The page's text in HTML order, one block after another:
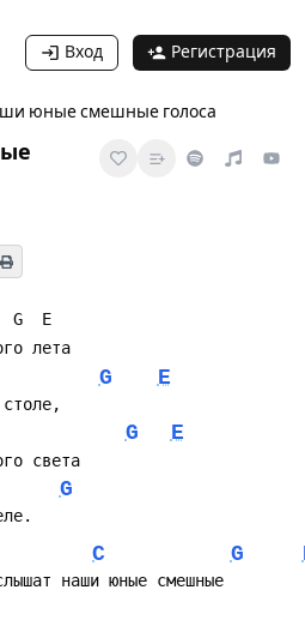
Вход Регистрация
юные смешные голоса
G E
G E
G
C G